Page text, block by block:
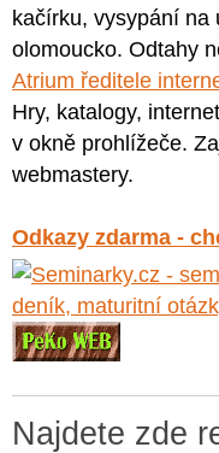
kačírku, vysypání na
olomoucko. Odtahy
Atrium ředitele
Hry, katalogy,
v okně prohlížeče.
webmastery.
Odkazy zdarma -
Najdete zde